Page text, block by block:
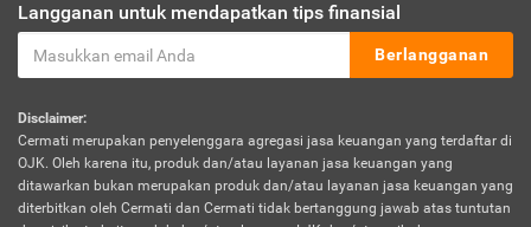
Langganan untuk mendapatkan tips finansial
Berlangganan
Disclaimer:
Cermati merupakan penyelenggara agregasi jasa keuangan yang terdaftar di
OJK. Oleh karena itu, produk dan/atau layanan jasa keuangan yang
ditawarkan bukan merupakan produk dan/atau layanan jasa keuangan yang
diterbitkan oleh Cermati dan Cermati tidak bertanggung jawab atas tuntutan